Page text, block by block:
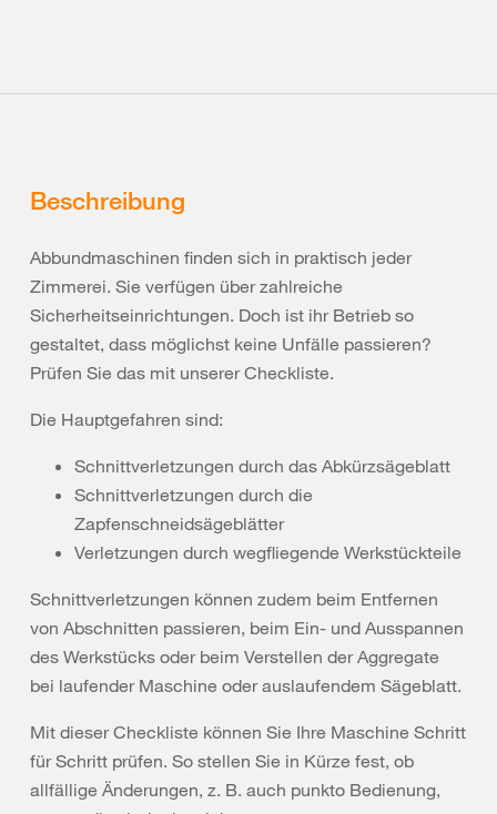
Beschreibung
Abbundmaschinen finden sich in praktisch jeder
Zimmerei. Sie verfügen über zahlreiche
Sicherheitseinrichtungen. Doch ist ihr Betrieb so
gestaltet, dass möglichst keine Unfälle passieren?
Prüfen Sie das mit unserer Checkliste.
Die Hauptgefahren sind:
Schnittverletzungen durch das Abkürzsägeblatt
Schnittverletzungen durch die
Zapfenschneidsägeblätter
Verletzungen durch wegfliegende Werkstückteile
Schnittverletzungen können zudem beim Entfernen
von Abschnitten passieren, beim Ein- und Ausspannen
des Werkstücks oder beim Verstellen der Aggregate
bei laufender Maschine oder auslaufendem Sägeblatt.
Mit dieser Checkliste können Sie Ihre Maschine Schritt
für Schritt prüfen. So stellen Sie in Kürze fest, ob
allfällige Änderungen, z. B. auch punkto Bedienung,